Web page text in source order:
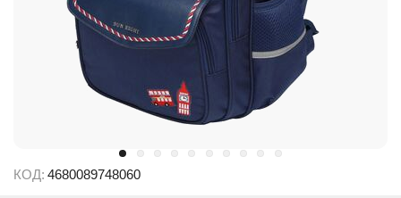
КОД: 4680089748060